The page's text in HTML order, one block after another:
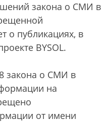
закона о СМИ в
о публикациях, в
BYSOL.
закона о СМИ в
на
от имени